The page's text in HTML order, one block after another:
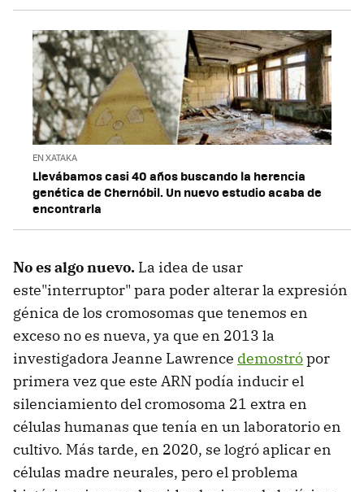
EN XATAKA
Llevábamos casi 40 años buscando la herencia
genética de Chernóbil. Un nuevo estudio acaba de
encontrarla
No es algo nuevo. La idea de usar
este"interruptor" para poder alterar la expresión
génica de los cromosomas que tenemos en
exceso no es nueva, ya que en 2013 la
investigadora Jeanne Lawrence demostrópor
primera vez que este ARN podía inducir el
silenciamiento del cromosoma 21 extra en
células humanas que tenía en un laboratorio en
cultivo. Más tarde, en 2020, se logró aplicar en
células madre neurales, pero el problema